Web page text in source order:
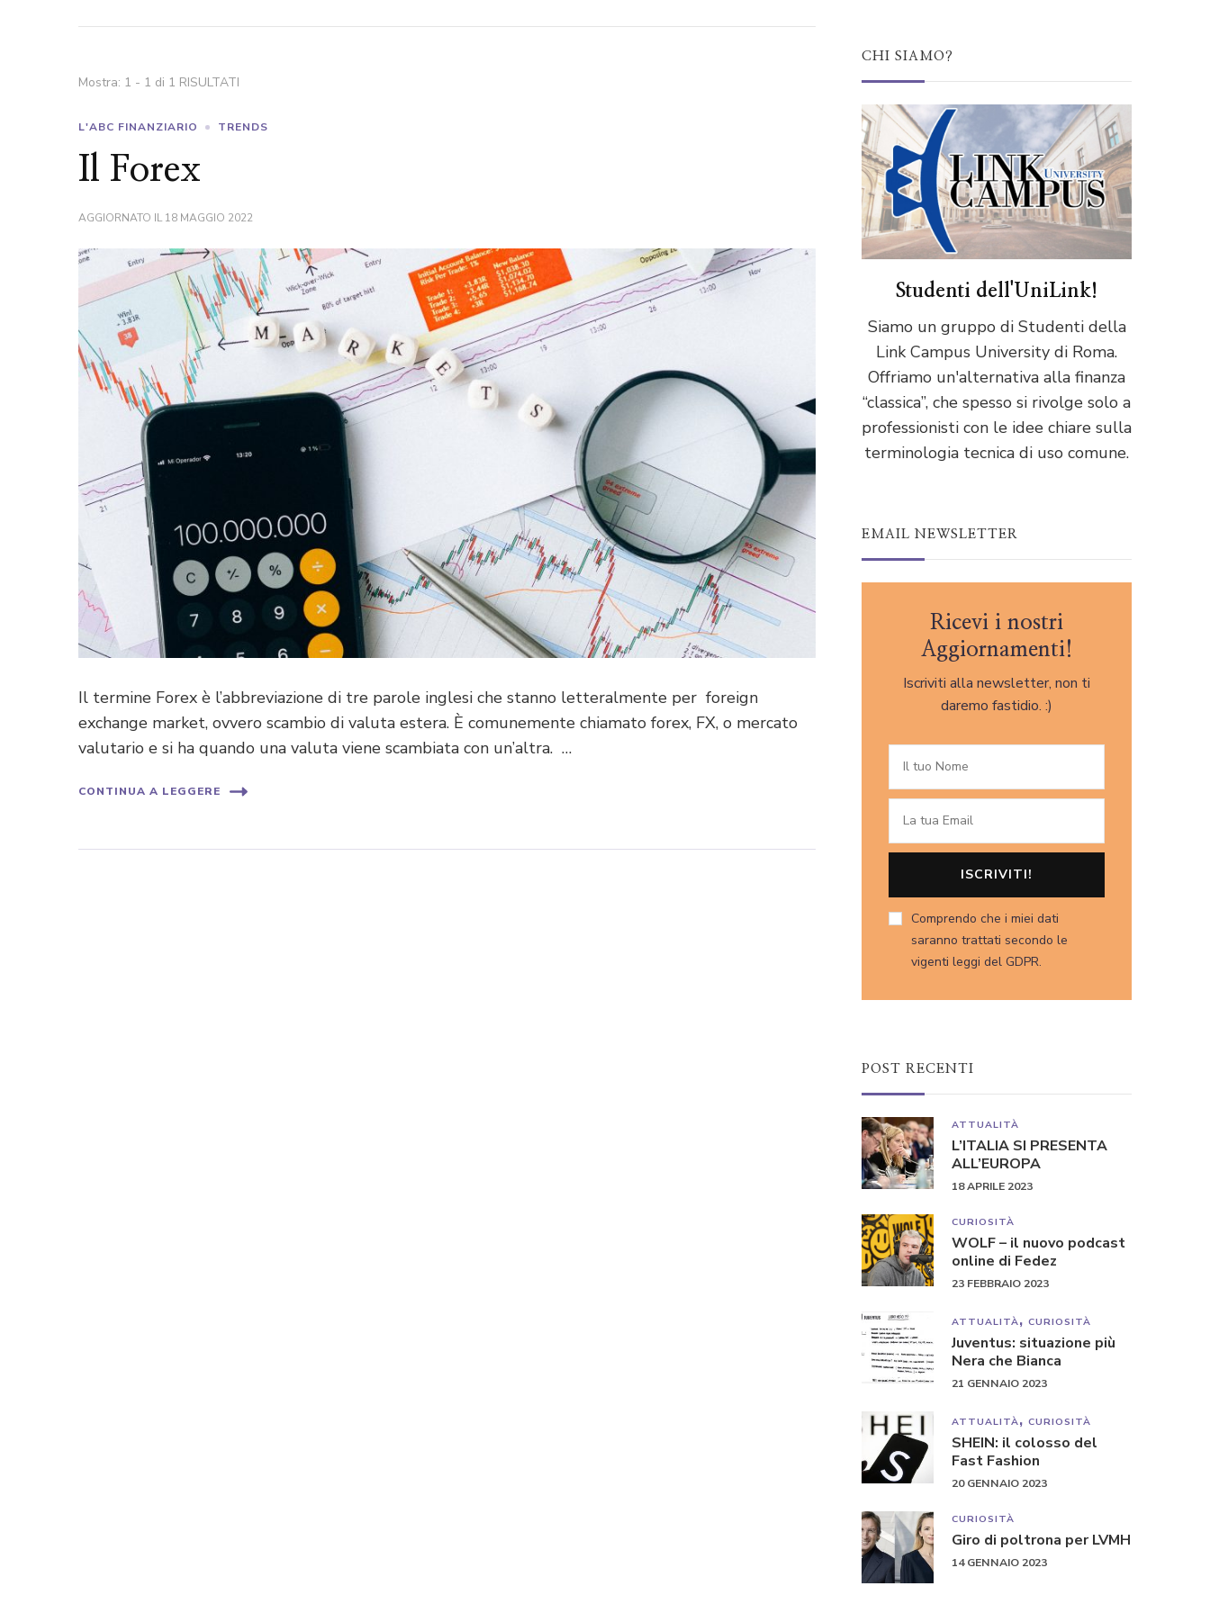
Mostra: 1 - 1 di 1 RISULTATI
L'ABC FINANZIARIO TRENDS
Il Forex
AGGIORNATO IL18 MAGGIO 2022
Il termine Forex è l’abbreviazione di tre parole inglesi che stanno letteralmente per foreign
exchange market, ovvero scambio di valuta estera. È comunemente chiamato forex, FX, o mercato
valutario e si ha quando una valuta viene scambiata con un’altra. …
CONTINUA A LEGGERE
CHI SIAMO?
Studenti dell'UniLink!
Siamo un gruppo di Studenti della
Link Campus University di Roma.
Offriamo un'alternativa alla finanza
“classica”, che spesso si rivolge solo a
professionisti con le idee chiare sulla
terminologia tecnica di uso comune.
EMAIL NEWSLETTER
Ricevi i nostri
Aggiornamenti!
Iscriviti alla newsletter, non ti
daremo fastidio. :)
Comprendo che i miei dati
saranno trattati secondo le
vigenti leggi del GDPR.
POST RECENTI
ATTUALITÀ
L’ITALIA SI PRESENTA
ALL’EUROPA
18 APRILE 2023
CURIOSITÀ
WOLF – il nuovo podcast
online di Fedez
23 FEBBRAIO 2023
ATTUALITÀ CURIOSITÀ
Juventus: situazione più
Nera che Bianca
21 GENNAIO 2023
ATTUALITÀ CURIOSITÀ
SHEIN: il colosso del
Fast Fashion
20 GENNAIO 2023
CURIOSITÀ
Giro di poltrona per LVMH
14 GENNAIO 2023